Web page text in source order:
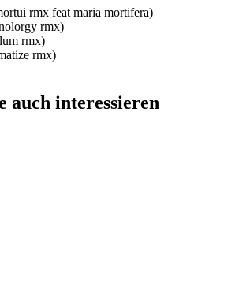
rmx feat maria mortifera)
rmx)
rmx)
rmx)
auch interessieren